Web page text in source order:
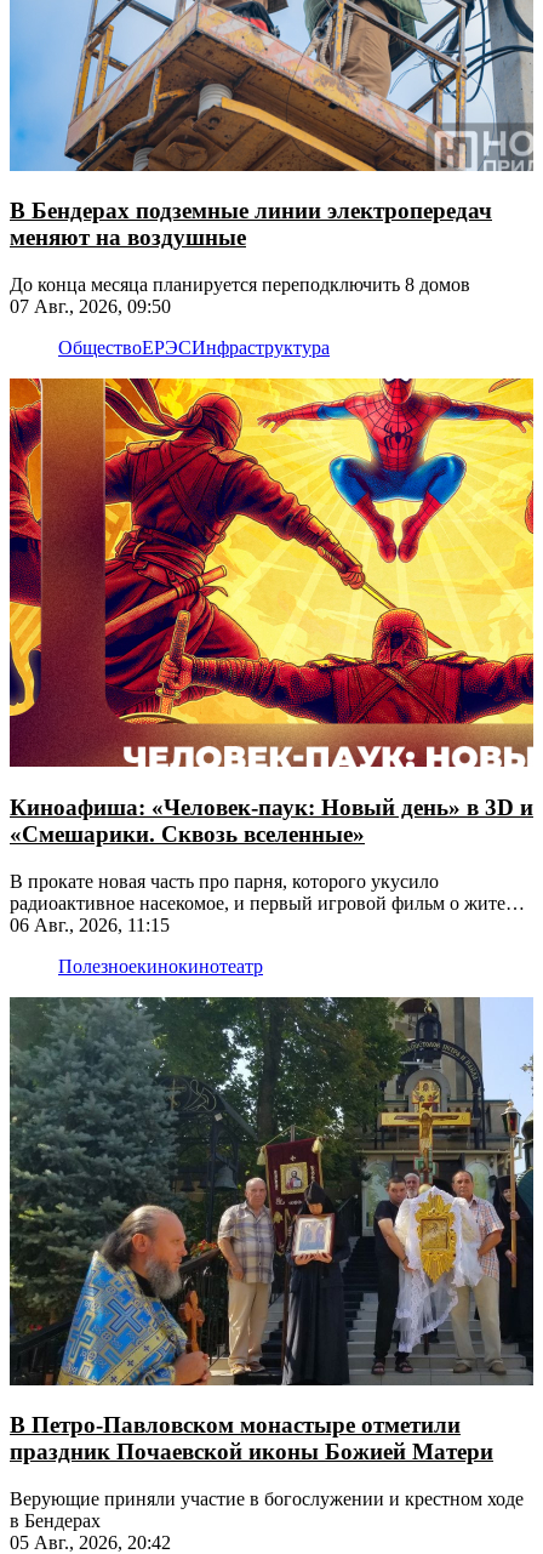
В Бендерах подземные линии электропередач
меняют на воздушные
До конца месяца планируется переподключить 8 домов
07 Авг., 2026, 09:50
ОбществоЕРЭСИнфраструктура
Киноафиша: «Человек-паук: Новый день» в 3D и
«Смешарики. Сквозь вселенные»
В прокате новая часть про парня, которого укусило
радиоактивное насекомое, и первый игровой фильм о жителях
Ромашковой долины
06 Авг., 2026, 11:15
Полезноекинокинотеатр
В Петро-Павловском монастыре отметили
праздник Почаевской иконы Божией Матери
Верующие приняли участие в богослужении и крестном ходе
в Бендерах
05 Авг., 2026, 20:42